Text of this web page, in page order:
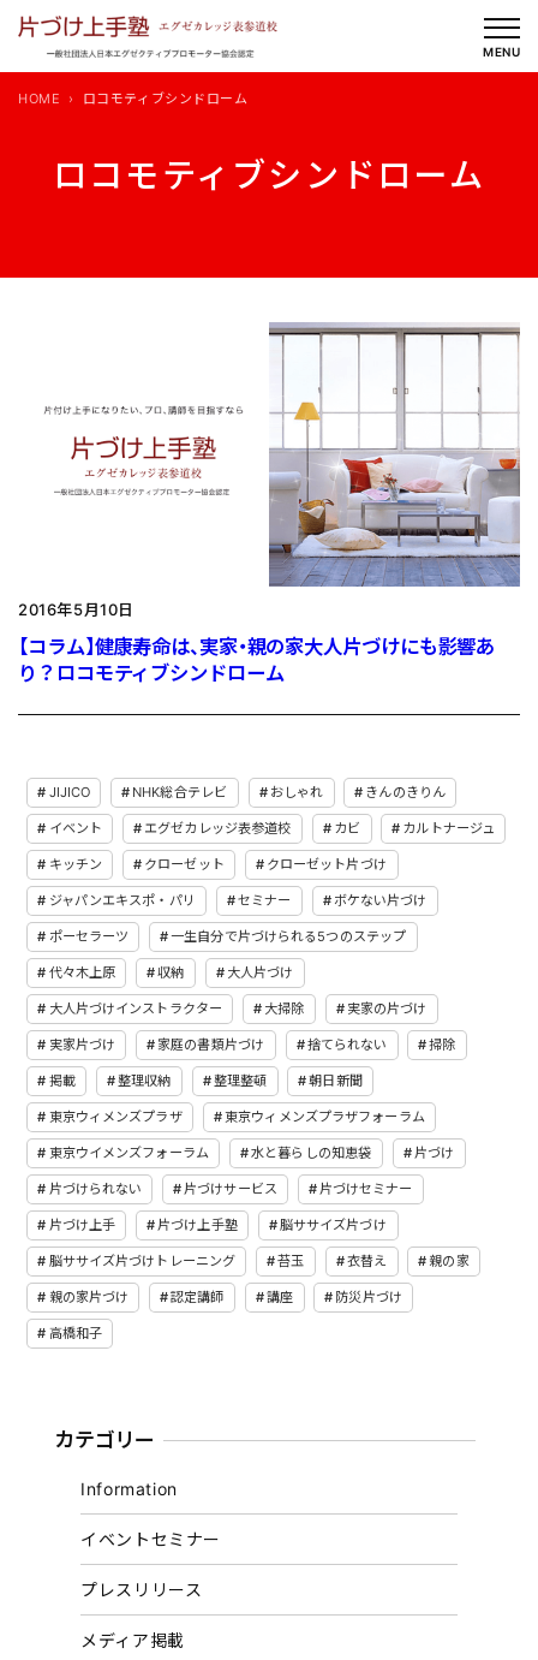
を
MENU
ロコモティブシンドローム
HOME ロコモティブシンドローム
2016年5月10日
【コラム】健康寿命は、実家・親の家大人片づけにも影響あ
り？ロコモティブシンドローム
JIJICO NHK総合テレビ おしゃれ きんのきりん
イベント エグゼカレッジ表参道校 カビ カルトナージュ
キッチン クローゼット クローゼット片づけ
ジャパンエキスポ・パリ セミナー ボケない片づけ
ポーセラーツ 一生自分で片づけられる5つのステップ
代々木上原 収納 大人片づけ
大人片づけインストラクター 大掃除 実家の片づけ
実家片づけ 家庭の書類片づけ 捨てられない 掃除
掲載 整理収納 整理整頓 朝日新聞
東京ウィメンズプラザ 東京ウィメンズプラザフォーラム
東京ウイメンズフォーラム 水と暮らしの知恵袋 片づけ
片づけられない 片づけサービス 片づけセミナー
片づけ上手 片づけ上手塾 脳ササイズ片づけ
脳ササイズ片づけトレーニング 苔玉 衣替え 親の家
親の家片づけ 認定講師 講座 防災片づけ
高橋和子
カテゴリー
Information
イベントセミナー
プレスリリース
メディア掲載